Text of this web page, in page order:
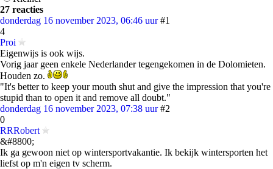
27 reacties
donderdag 16 november 2023, 06:46 uur #1
4
Proi
Eigenwijs is ook wijs.
Vorig jaar geen enkele Nederlander tegengekomen in de Dolomieten.
Houden zo.
"It's better to keep your mouth shut and give the impression that you're
stupid than to open it and remove all doubt."
donderdag 16 november 2023, 07:38 uur #2
0
RRRobert
&#8800;
Ik ga gewoon niet op wintersportvakantie. Ik bekijk wintersporten het
liefst op m'n eigen tv scherm.